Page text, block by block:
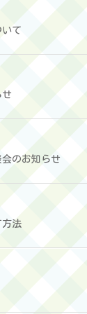
て
せ
のお知らせ
方法